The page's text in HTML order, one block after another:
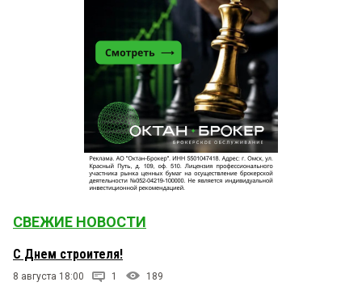
СВЕЖИЕ НОВОСТИ
С Днем строителя!
8 августа 18:00 1 189